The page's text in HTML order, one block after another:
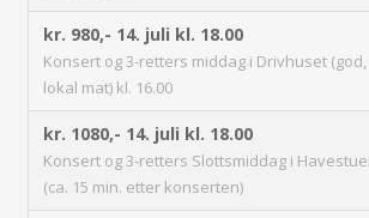
kr. 980,- 14. juli kl. 18.00
Konsert og 3-retters middag i Drivhuset (god,
lokal mat) kl. 16.00
kr. 1080,- 14. juli kl. 18.00
Konsert og 3-retters Slottsmiddag i
(ca. 15 min. etter konserten)